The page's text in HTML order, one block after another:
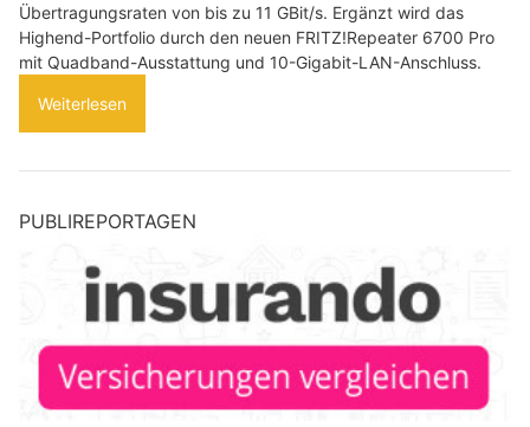
Übertragungsraten von bis zu 11 GBit/s. Ergänzt wird das
Highend-Portfolio durch den neuen FRITZ!Repeater 6700 Pro
mit Quadband-Ausstattung und 10-Gigabit-LAN-Anschluss.
Weiterlesen
PUBLIREPORTAGEN